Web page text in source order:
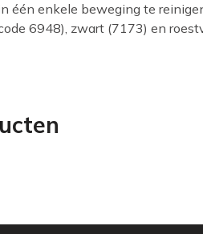
één enkele beweging te
6948), zwart (7173) en